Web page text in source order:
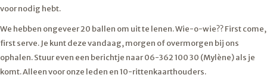
voor nodig hebt.
We hebben ongeveer 20 ballen om uit te lenen. Wie-o-wie?? First come,
first serve. Je kunt deze vandaag, morgen of overmorgen bij ons
ophalen. Stuur even een berichtje naar 06-362 100 30 (Mylène) als je
komt. Alleen voor onze leden en 10-rittenkaarthouders.